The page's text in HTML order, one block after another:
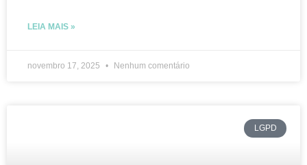
LEIA MAIS »
novembro 17, 2025 Nenhum comentário
LGPD